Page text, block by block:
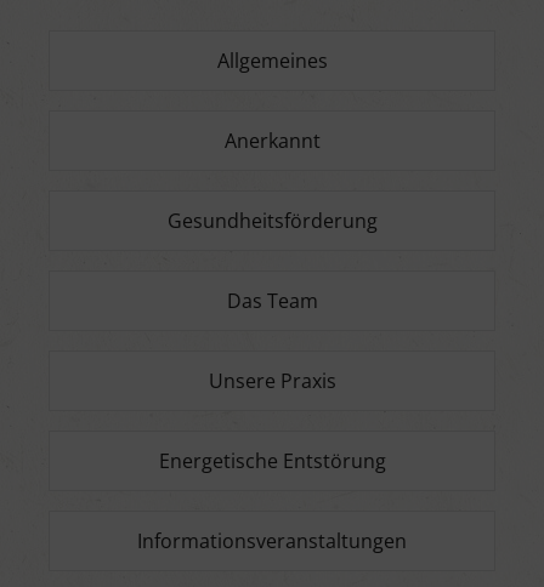
Allgemeines
Anerkannt
Gesundheitsförderung
Das Team
Unsere Praxis
Energetische Entstörung
Informationsveranstaltungen